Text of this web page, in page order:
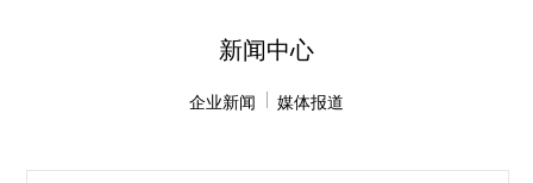
新闻中心
企业新闻 媒体报道